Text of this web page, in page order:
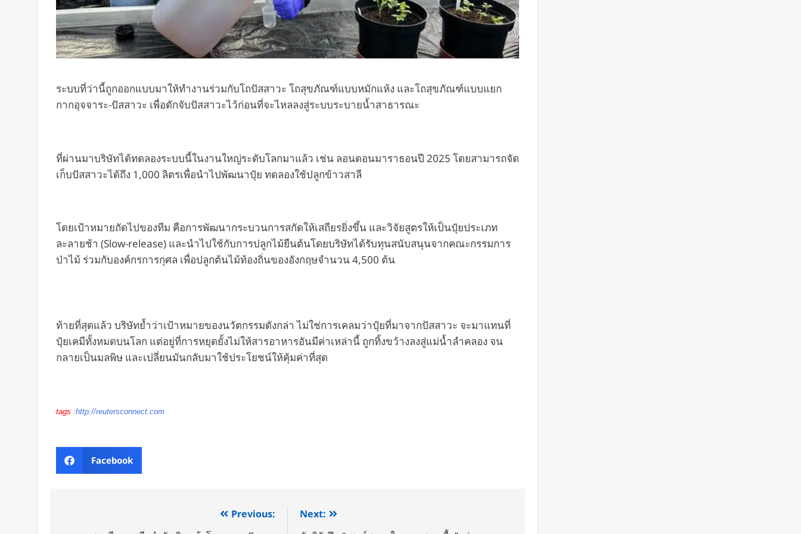
ระบบที่ว่านี้ถูกออกแบบมาให้ทำงานร่วมกับโถปัสสาวะ โถสุขภัณฑ์แบบหมักแห้ง และโถสุขภัณฑ์แบบแยก
กากอุจจาระ-ปัสสาวะ เพื่อดักจับปัสสาวะไว้ก่อนที่จะไหลลงสู่ระบบระบายน้ำสาธารณะ
ที่ผ่านมาบริษัทได้ทดลองระบบนี้ในงานใหญ่ระดับโลกมาแล้ว เช่น ลอนดอนมาราธอนปี 2025 โดยสามารถจัด
เก็บปัสสาวะได้ถึง 1,000 ลิตรเพื่อนำไปพัฒนาปุ๋ย ทดลองใช้ปลูกข้าวสาลี
โดยเป้าหมายถัดไปของทีม คือการพัฒนากระบวนการสกัดให้เสถียรยิ่งขึ้น และวิจัยสูตรให้เป็นปุ๋ยประเภท
ละลายช้า (Slow-release) และนำไปใช้กับการปลูกไม้ยืนต้นโดยบริษัทได้รับทุนสนับสนุนจากคณะกรรมการ
ป่าไม้ ร่วมกับองค์กรการกุศล เพื่อปลูกต้นไม้ท้องถิ่นของอังกฤษจำนวน 4,500 ต้น
ท้ายที่สุดแล้ว บริษัทย้ำว่าเป้าหมายของนวัตกรรมดังกล่า ไม่ใช่การเคลมว่าปุ๋ยที่มาจากปัสสาวะ จะมาแทนที่
ปุ๋ยเคมีทั้งหมดบนโลก แต่อยู่ที่การหยุดยั้งไม่ให้สารอาหารอันมีค่าเหล่านี้ ถูกทิ้งขว้างลงสู่แม่น้ำลำคลอง จน
กลายเป็นมลพิษ และเปลี่ยนมันกลับมาใช้ประโยชน์ให้คุ้มค่าที่สุด
tags :http://reutersconnect.com
Facebook
Previous:
Next: